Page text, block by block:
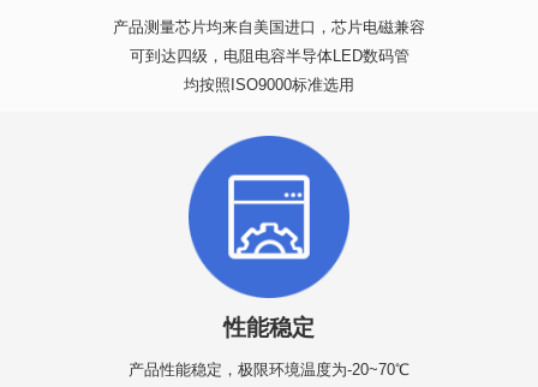
产品测量芯片均来自美国进口，芯片电磁兼容
可到达四级，电阻电容半导体LED数码管
均按照ISO9000标准选用
性能稳定
产品性能稳定，极限环境温度为-20~70℃